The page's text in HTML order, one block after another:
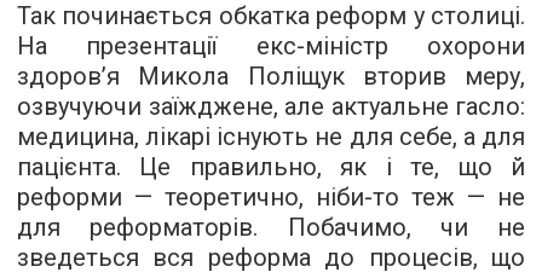
Так починається обкатка реформ у столиці.
На презентації екс-міністр охорони
здоров’я Микола Поліщук вторив меру,
озвучуючи заїжджене, але актуальне гасло:
медицина, лікарі існують не для себе, а для
пацієнта. Це правильно, як і те, що й
реформи — теоретично, ніби-то теж — не
для реформаторів. Побачимо, чи не
зведеться вся реформа до процесів, що